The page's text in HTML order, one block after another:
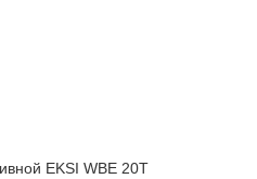
EKSI WBE 20T